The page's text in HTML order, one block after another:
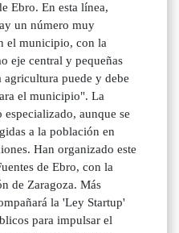
Ebro. En esta línea,
un número muy
el municipio, con la
eje central y pequeñas
puede y debe
el municipio". La
aunque se
a la población en
Han organizado este
de Ebro, con la
de Zaragoza. Más
la 'Ley Startup'
para impulsar el